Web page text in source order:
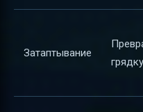
Затаптывание